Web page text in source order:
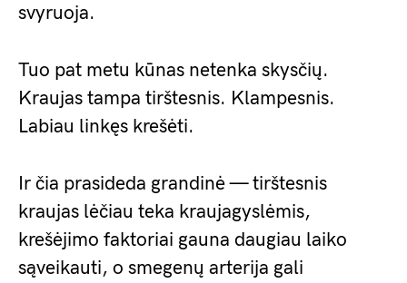
svyruoja.
Tuo pat metu kūnas netenka skysčių.
Kraujas tampa tirštesnis. Klampesnis.
Labiau linkęs krešėti.
Ir čia prasideda grandinė — tirštesnis
kraujas lėčiau teka kraujagyslėmis,
krešėjimo faktoriai gauna daugiau laiko
sąveikauti, o smegenų arterija gali